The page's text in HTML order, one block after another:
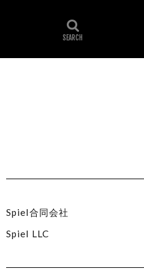
Spiel合同会社
Spiel LLC